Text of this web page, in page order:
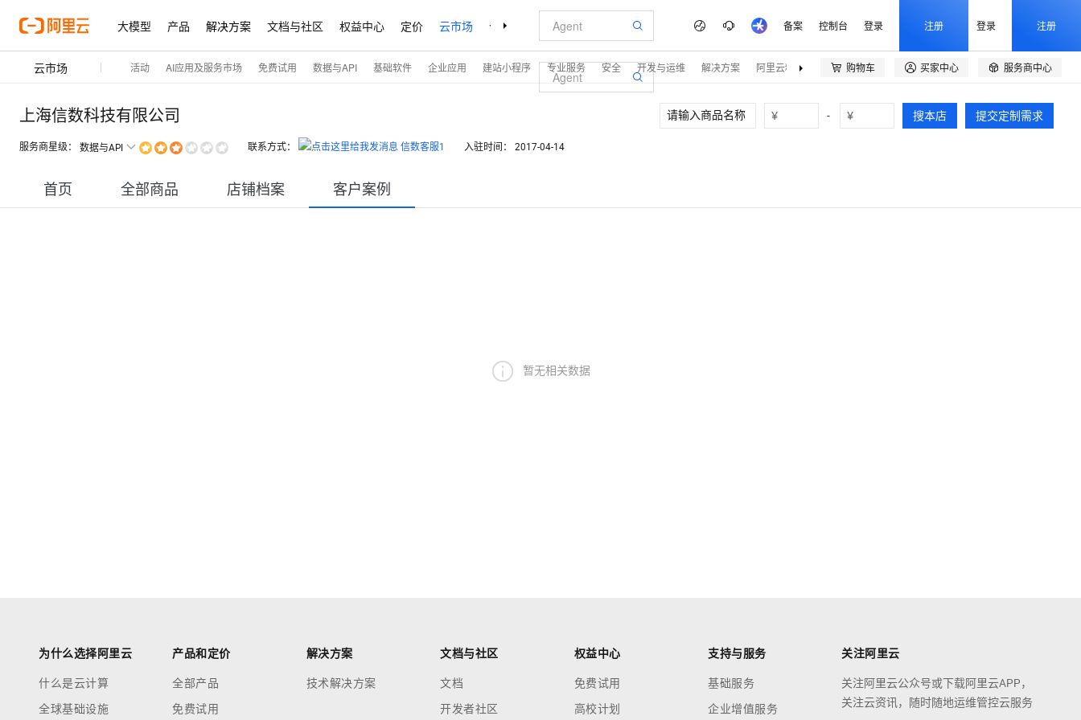
大模型 产品 解决方案 文档与社区 权益中心 定价 云市场 合作伙伴 支持与服务 了解阿里云 备案 控制台 登录 注册 登录 注册
云市场 活动 AI应用及服务市场 免费试用 数据与API 基础软件 企业应用 建站小程序 专业服务 安全 开发与运维 解决方案 阿里云精选 伙伴招募
 购物车  买家中心  服务商中心
上海信数科技有限公司
服务商星级： 数据与API 联系方式： 信数客服1 入驻时间： 2017-04-14
¥ - ¥ 搜本店 提交定制需求
首页 全部商品 店铺档案 客户案例
暂无相关数据
为什么选择阿里云
什么是云计算
全球基础设施
产品和定价
全部产品
免费试用
解决方案
技术解决方案
文档与社区
文档
开发者社区
权益中心
免费试用
高校计划
支持与服务
基础服务
企业增值服务
关注阿里云
关注阿里云公众号或下载阿里云APP，
关注云资讯，随时随地运维管控云服务